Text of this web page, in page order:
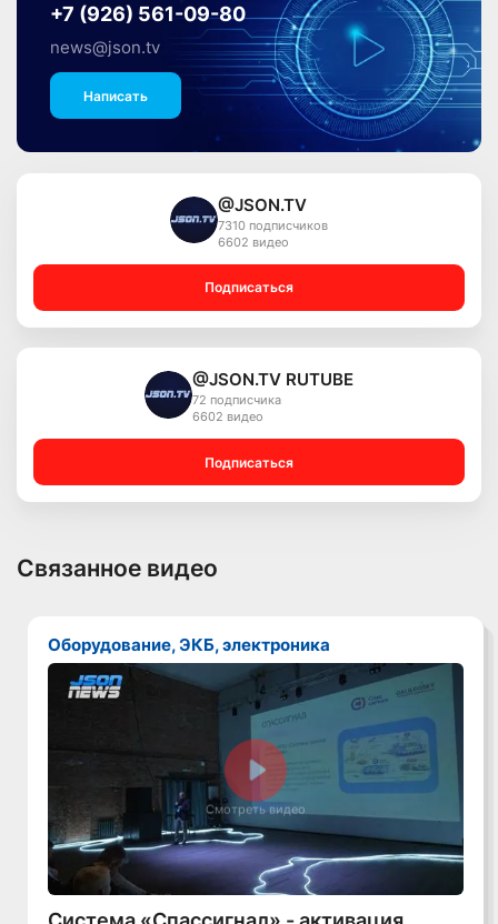
+7 (926) 561-09-80
news@json.tv
Написать
@JSON.TV
7310 подписчиков
6602 видео
Подписаться
@JSON.TV RUTUBE
72 подписчика
6602 видео
Подписаться
Связанное видео
Оборудование, ЭКБ, электроника
Смотреть видео